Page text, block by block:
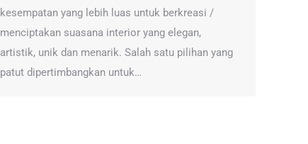
kesempatan yang lebih luas untuk berkreasi /
menciptakan suasana interior yang elegan,
artistik, unik dan menarik. Salah satu pilihan yang
patut dipertimbangkan untuk…